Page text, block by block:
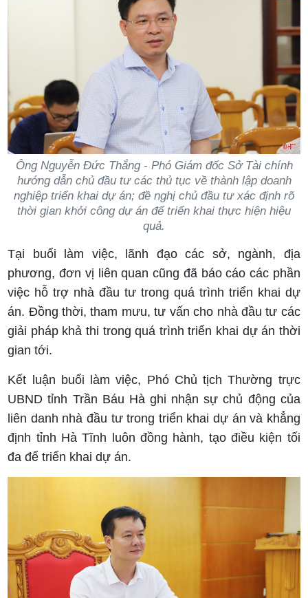
Ông Nguyễn Đức Thắng - Phó Giám đốc Sở Tài chính
hướng dẫn chủ đầu tư các thủ tục về thành lập doanh
nghiệp triển khai dự án; đề nghị chủ đầu tư xác định rõ
thời gian khởi công dự án để triển khai thực hiện hiệu
quả.
Tại buổi làm việc, lãnh đạo các sở, ngành, địa
phương, đơn vị liên quan cũng đã báo cáo các phần
việc hỗ trợ nhà đầu tư trong quá trình triển khai dự
án. Đồng thời, tham mưu, tư vấn cho nhà đầu tư các
giải pháp khả thi trong quá trình triển khai dự án thời
gian tới.
Kết luận buổi làm việc, Phó Chủ tịch Thường trực
UBND tỉnh Trần Báu Hà ghi nhận sự chủ động của
liên danh nhà đầu tư trong triển khai dự án và khẳng
định tỉnh Hà Tĩnh luôn đồng hành, tạo điều kiện tối
đa để triển khai dự án.